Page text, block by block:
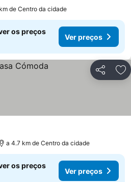
de Centro da cidade
os preços
Ver preços
Partilhar
a 4.7 km de Centro da cidade
os preços
Ver preços